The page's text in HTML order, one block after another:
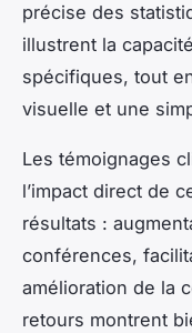
précise des
illustrent la
spécifiques, tout
visuelle et une
Les témoignages
l’impact direct de
résultats :
conférences,
amélioration de la
retours montrent